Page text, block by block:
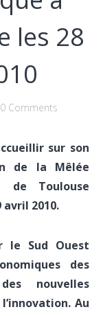
les 28
0 Comments
sur son
de la Mêlée
de Toulouse
2010.
le Sud Ouest
des
nouvelles
Au